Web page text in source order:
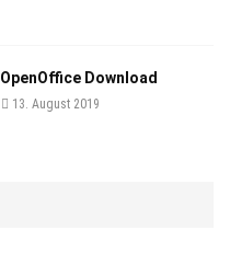
OpenOffice Download
13. August 2019